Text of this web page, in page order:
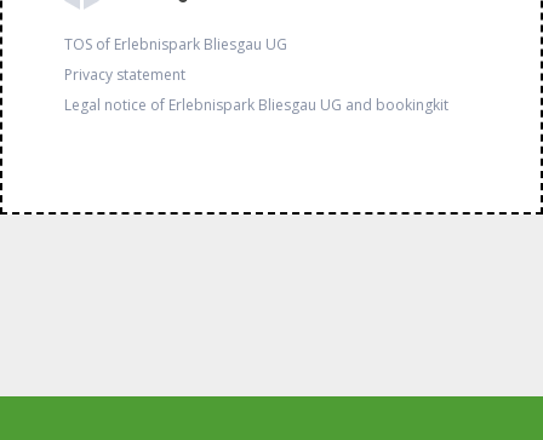
TOS of Erlebnispark Bliesgau UG
Privacy statement
Legal notice of Erlebnispark Bliesgau UG and bookingkit